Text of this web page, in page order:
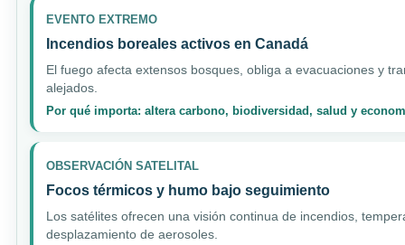
EVENTO EXTREMO
Incendios boreales activos en Canadá
El fuego afecta extensos bosques, obliga a evacuaciones y
alejados.
Por qué importa: altera carbono, biodiversidad, salud y
OBSERVACIÓN SATELITAL
Focos térmicos y humo bajo seguimiento
Los satélites ofrecen una visión continua de incendios,
desplazamiento de aerosoles.